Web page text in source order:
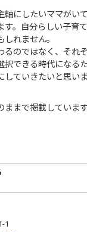
軸にしたいママがい
す。自分らしい子育
れません。
るのではなく、それ
択できる時代になる
ていきたいと思いま
ままで掲載しています
1